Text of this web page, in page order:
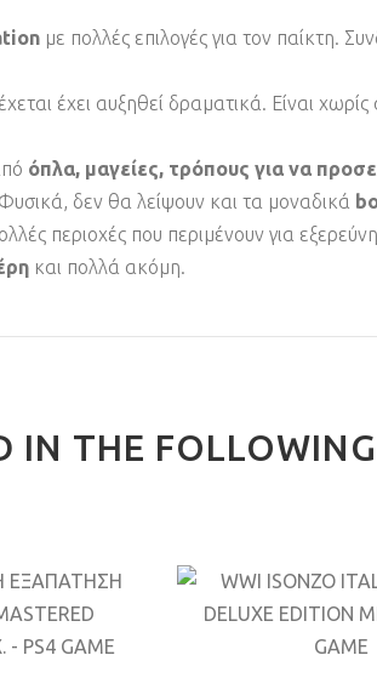
με πολλές επιλογές για τον παίκτη.
έχει αυξηθεί δραματικά. Είναι
όπλα, μαγείες, τρόπους για να
Φυσικά, δεν θα λείψουν και τα μοναδικά
περιοχές που περιμένουν για
και πολλά ακόμη.
IN THE